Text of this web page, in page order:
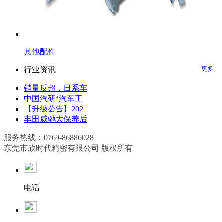
其他配件
行业资讯 更多
销量反超，日系车
中国汽研“汽车工
【升级公告】202
丰田威驰大保养后
服务热线：0769-86886028
东莞市欣时代精密有限公司 版权所有
电话